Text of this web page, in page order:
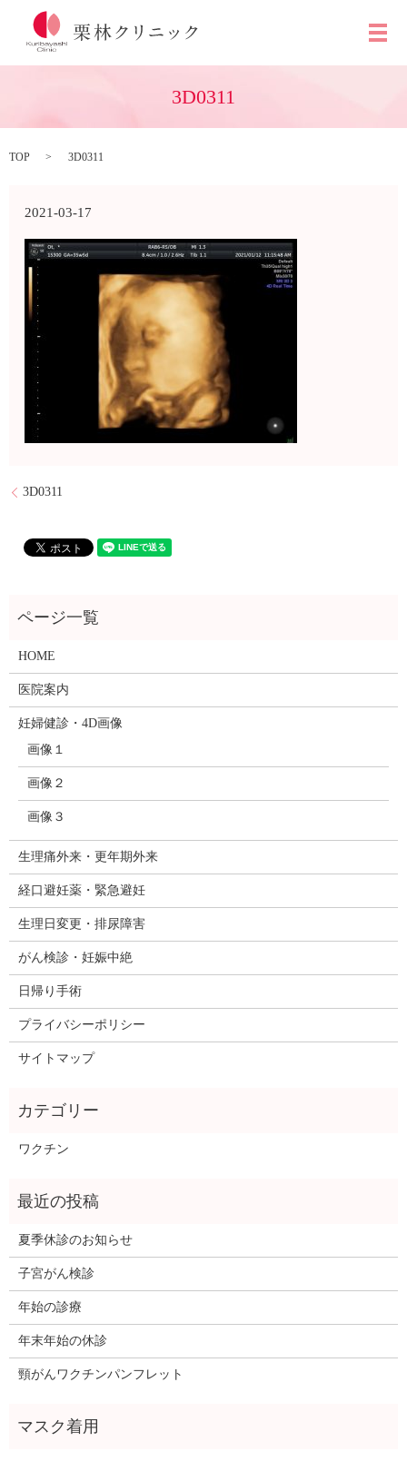
メ
3D0311
TOP 3D0311
2021-03-17
3D0311
HOME
医院案内
妊婦健診・4D画像
画像１
画像２
画像３
生理痛外来・更年期外来
経口避妊薬・緊急避妊
生理日変更・排尿障害
がん検診・妊娠中絶
日帰り手術
プライバシーポリシー
サイトマップ
ワクチン
夏季休診のお知らせ
子宮がん検診
年始の診療
年末年始の休診
頸がんワクチンパンフレット